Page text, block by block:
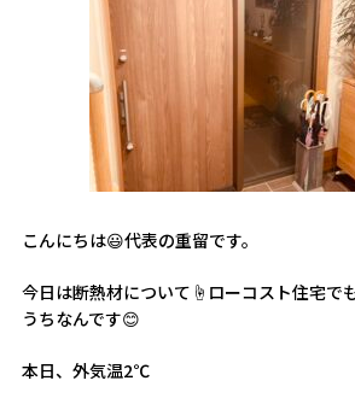
こんにちは😃代表の重留です。
今日は断熱材について☝️ローコスト住宅で
うちなんです😊
本日、外気温2℃